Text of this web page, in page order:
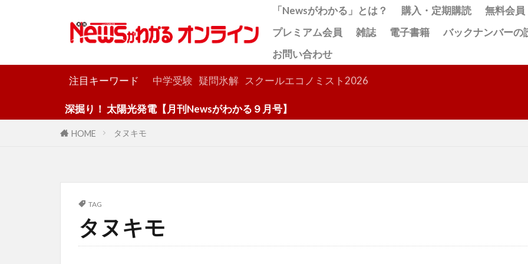
「Newsがわかる」とは？ 購入・定期購読
無料会員
プレミアム会員
雑誌 電子書籍
バックナンバーの
お問い合わせ
注目キーワード 中学受験 疑問氷解 スクールエコノミスト2026
深掘り！ 太陽光発電【月刊Newsがわかる９月号】
HOME タヌキモ
TAG
タヌキモ
検索